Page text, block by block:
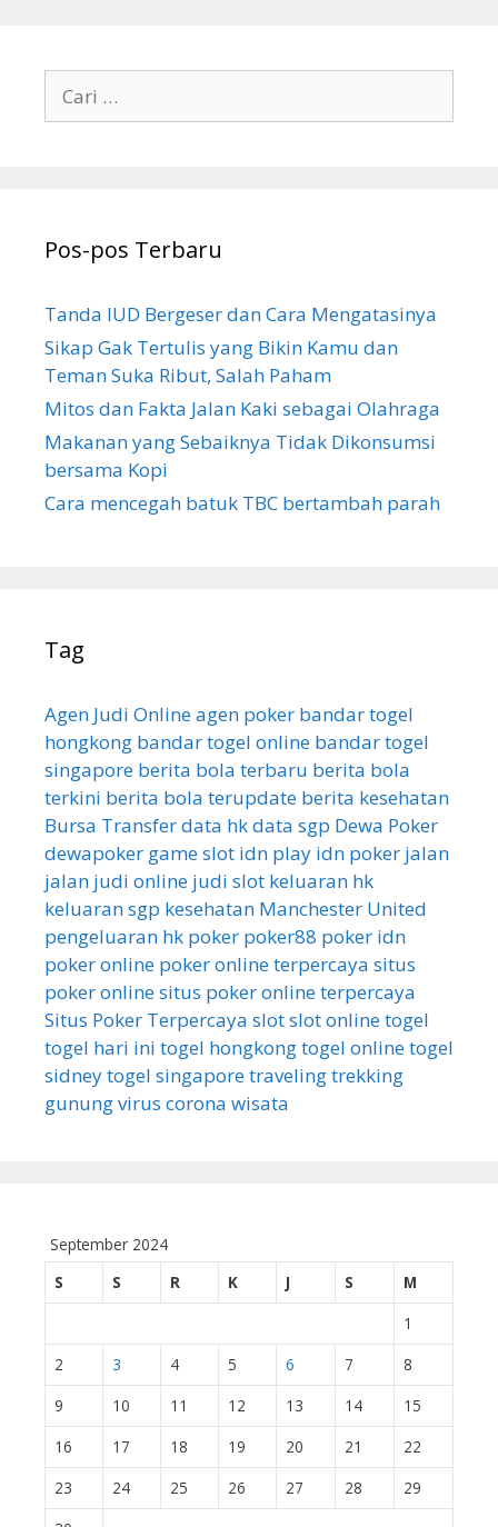
t
k
Pos-pos Terbaru
Tanda IUD Bergeser dan Cara Mengatasinya
Sikap Gak Tertulis yang Bikin Kamu dan
Teman Suka Ribut, Salah Paham
Mitos dan Fakta Jalan Kaki sebagai Olahraga
Makanan yang Sebaiknya Tidak Dikonsumsi
bersama Kopi
Cara mencegah batuk TBC bertambah parah
Tag
Agen Judi Onlineagen poker bandar togel
hongkong bandar togel online bandar togel
singapore berita bola terbaru berita bola
terkini berita bola terupdate berita kesehatan
Bursa Transferdata hkdata sgp Dewa Poker
dewapoker game slot idn play idn poker jalan
jalan judi online judi slot keluaran hk
keluaran sgp kesehatan Manchester United
pengeluaran hk poker poker88 poker idn
poker online poker online terpercaya situs
poker onlinesitus poker online terpercaya
Situs Poker Terpercaya slotslot onlinetogel
togel hari ini togel hongkongtogel onlinetogel
sidneytogel singaporetravelingtrekking
gunungvirus corona wisata
September 2024
S
S R K J S
M
1
2
3 4 5 6 7
8
9
10 11 12 13 14
15
16
17 18 19 20 21
22
23
24 25 26 27 28
29